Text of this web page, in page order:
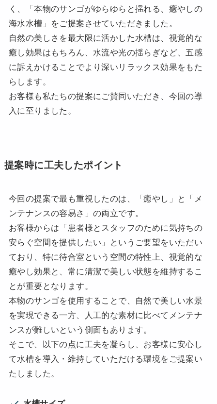
く、「本物のサンゴがゆらゆらと揺れる、癒やしの
海水水槽」をご提案させていただきました。
自然の美しさを最大限に活かした水槽は、視覚的な
癒し効果はもちろん、水流や光の揺らぎなど、五感
に訴えかけることでより深いリラックス効果をもた
らします。
お客様も私たちの提案にご賛同いただき、今回の導
入に至りました。
提案時に工夫したポイント
今回の提案で最も重視したのは、「癒やし」と「メ
ンテナンスの容易さ」の両立です。
お客様からは「患者様とスタッフのために気持ちの
安らぐ空間を提供したい」というご要望をいただい
ており、特に待合室という空間の特性上、視覚的な
癒やし効果と、常に清潔で美しい状態を維持するこ
とが重要となります。
本物のサンゴを使用することで、自然で美しい水景
を実現できる一方、人工的な素材に比べてメンテナ
ンスが難しいという側面もあります。
そこで、以下の点に工夫を凝らし、お客様に安心し
て水槽を導入・維持していただける環境をご提案い
たしました。